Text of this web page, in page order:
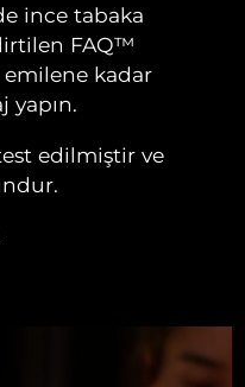
ince tabaka
FAQ™
emilene kadar
yapın.
edilmiştir ve